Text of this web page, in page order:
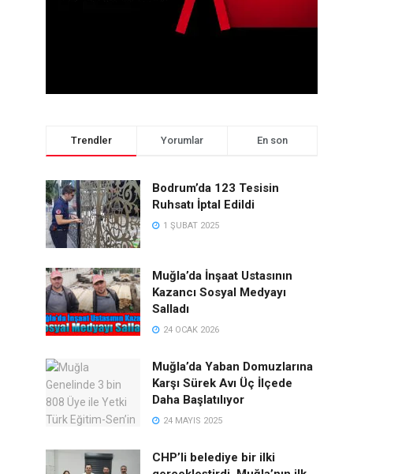
Trendler Yorumlar En son
Bodrum’da 123 Tesisin
Ruhsatı İptal Edildi
1 ŞUBAT 2025
Muğla’da İnşaat Ustasının
Kazancı Sosyal Medyayı
Salladı
24 OCAK 2026
Muğla’da Yaban Domuzlarına
Karşı Sürek Avı Üç İlçede
Daha Başlatılıyor
24 MAYIS 2025
CHP’li belediye bir ilki